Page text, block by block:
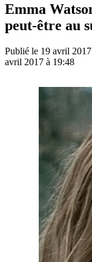
Emma
peut-être au
Publié le 19 avril
avril 2017 à 19:48